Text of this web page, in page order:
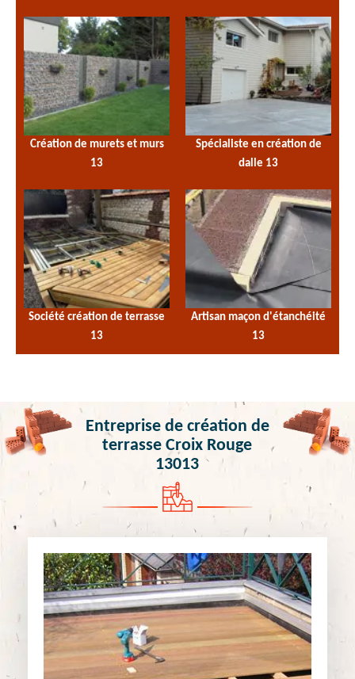
Création de murets et murs
13
Spécialiste en création de
dalle 13
Société création de terrasse
13
Artisan maçon d'étanchéité
13
Entreprise de création de
terrasse Croix Rouge
13013